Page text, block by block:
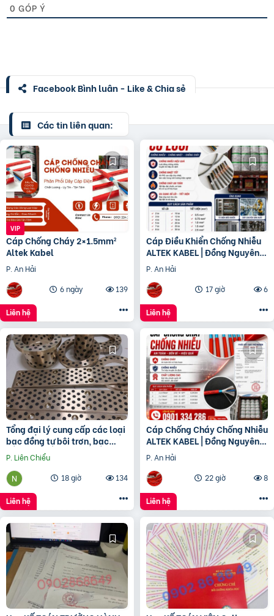
0 GÓP Ý
Facebook Bình luận - Like & Chia sẻ
Các tin liên quan:
Cáp Chống Cháy 2×1.5mm²
Altek Kabel
P. An Hải
6 ngày
139
Liên hệ
Cáp Điều Khiển Chống Nhiễu
ALTEK KABEL | Đồng Nguyên
Chất 100%, Chất Lượng Cao
P. An Hải
17 giờ
6
Liên hệ
Tổng đại lý cung cấp các loại
bạc đồng tự bôi trơn, bạc
cầu, bạc Graphite
P. Liên Chiểu
18 giờ
134
Liên hệ
Cáp Chống Cháy Chống Nhiễu
ALTEK KABEL | Đồng Nguyên
Chất 100%, Đảm Bảo An Toàn
Công Trình
P. An Hải
22 giờ
8
Liên hệ